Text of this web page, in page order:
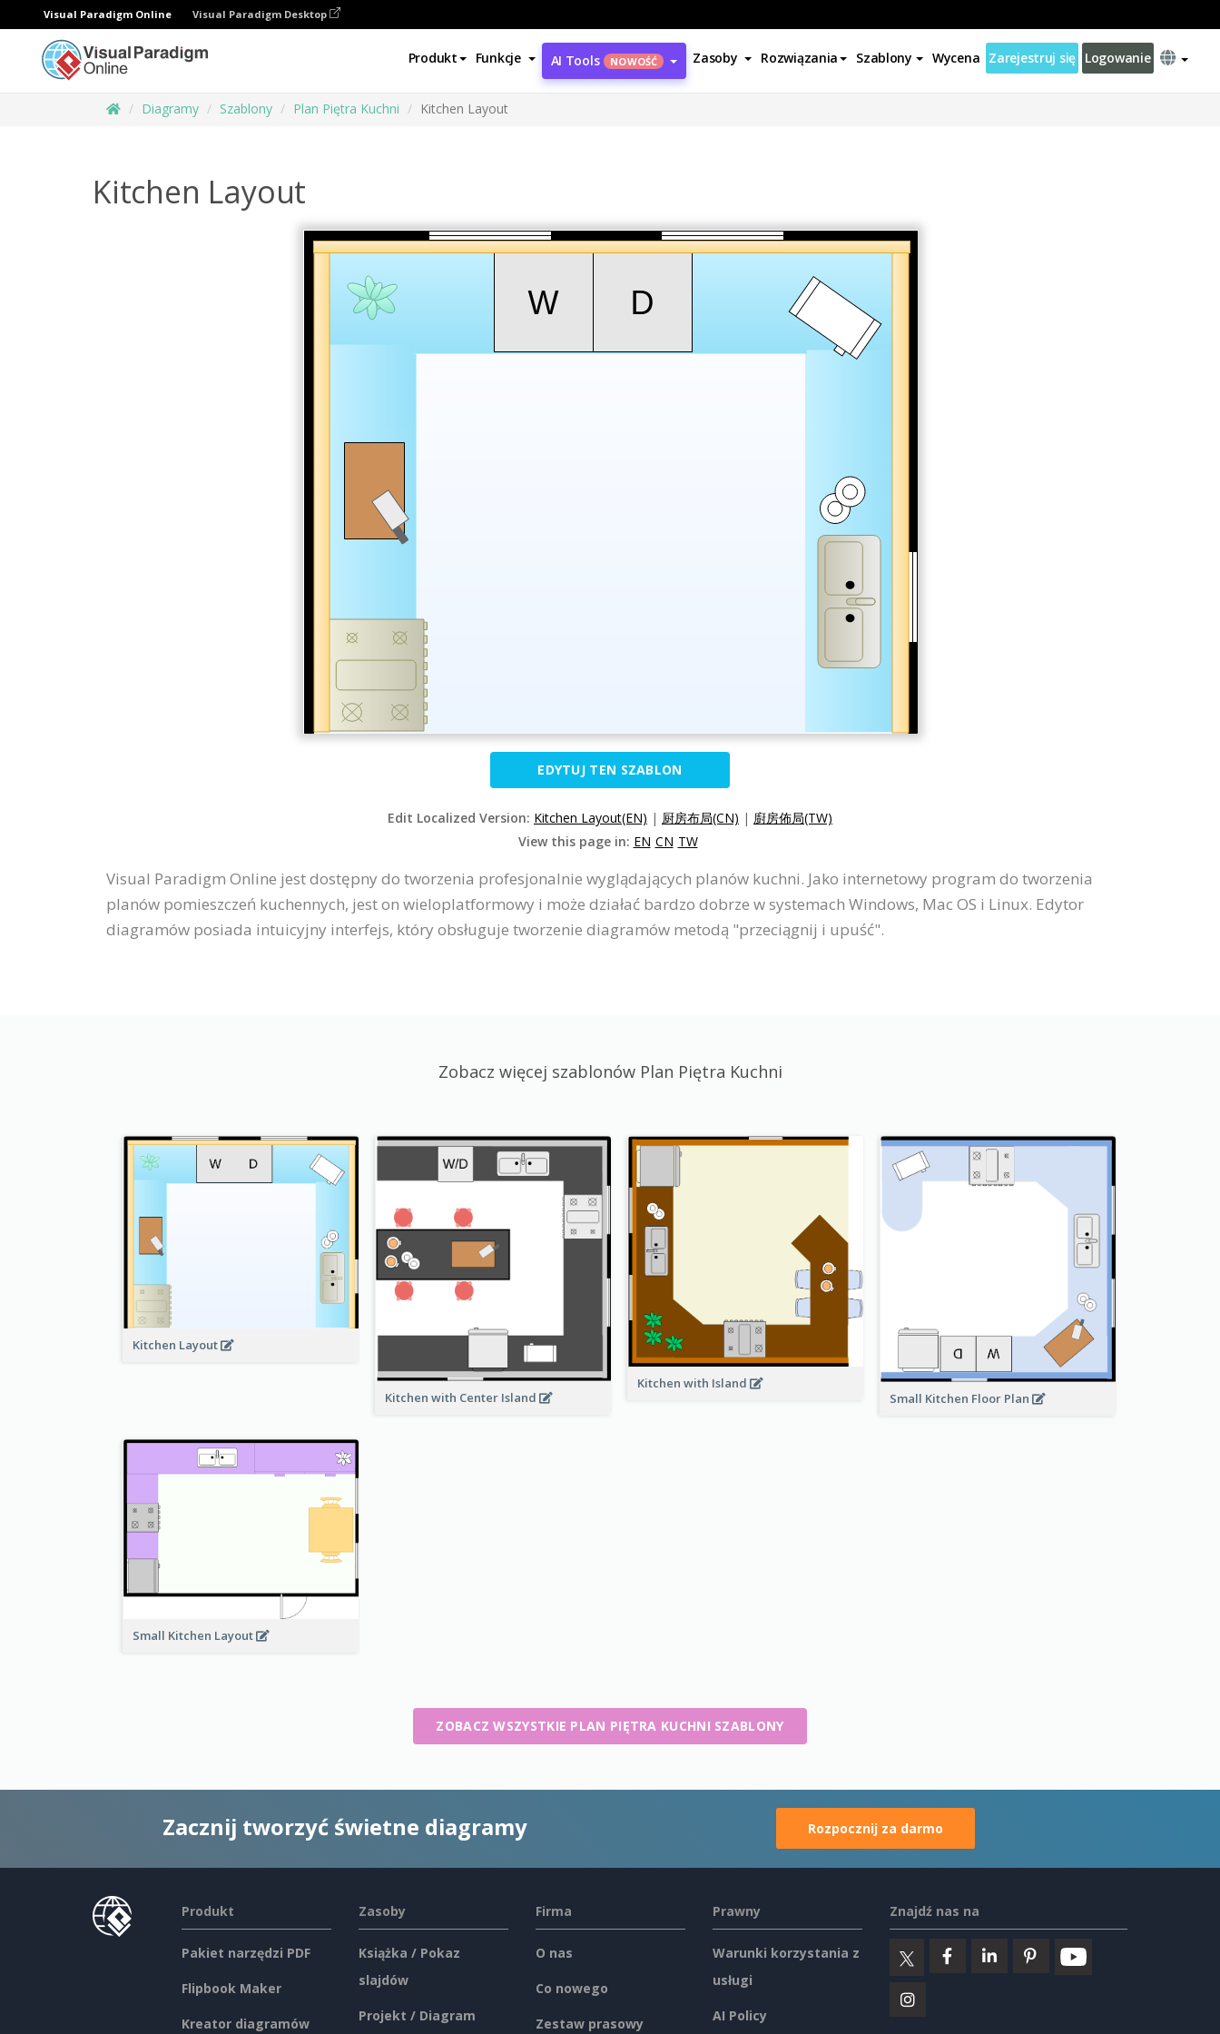
Visual Paradigm Online Visual Paradigm Desktop
Produkt Funkcje AI Tools NOWOŚĆ Zasoby Rozwiązania Szablony Wycena Zarejestruj się Logowanie
Diagramy Szablony Plan Piętra Kuchni Kitchen Layout
Kitchen Layout
EDYTUJ TEN SZABLON
Edit Localized Version: Kitchen Layout(EN) | 厨房布局(CN) | 廚房佈局(TW)
View this page in: EN CN TW
Visual Paradigm Online jest dostępny do tworzenia profesjonalnie wyglądających planów kuchni. Jako internetowy program do tworzenia
planów pomieszczeń kuchennych, jest on wieloplatformowy i może działać bardzo dobrze w systemach Windows, Mac OS i Linux. Edytor
diagramów posiada intuicyjny interfejs, który obsługuje tworzenie diagramów metodą "przeciągnij i upuść".
Zobacz więcej szablonów Plan Piętra Kuchni
Kitchen Layout
Kitchen with Center Island
Kitchen with Island
Small Kitchen Floor Plan
Small Kitchen Layout
ZOBACZ WSZYSTKIE PLAN PIĘTRA KUCHNI SZABLONY
Zacznij tworzyć świetne diagramy Rozpocznij za darmo
Produkt
Pakiet narzędzi PDF
Flipbook Maker
Kreator diagramów
Zasoby
Książka / Pokaz
slajdów
Projekt / Diagram
Firma
O nas
Co nowego
Zestaw prasowy
Prawny
Warunki korzystania z
usługi
AI Policy
Znajdź nas na